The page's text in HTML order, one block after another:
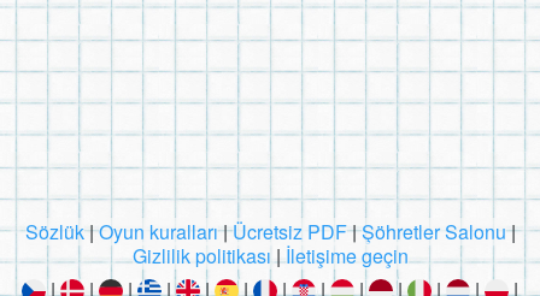
Sözlük|Oyun kuralları|Ücretsiz PDF|Şöhretler Salonu|
Gizlilik politikası|İletişime geçin
|
| | | | | | | | | | | |